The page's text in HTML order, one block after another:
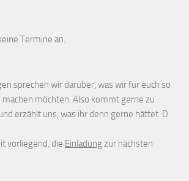
Termine an.
sprechen wir darüber, was wir für euch so
möchten. Also kommt gerne zu
erzählt uns, was ihr denn gerne hättet :D
vorliegend, die Einladungzur nächsten